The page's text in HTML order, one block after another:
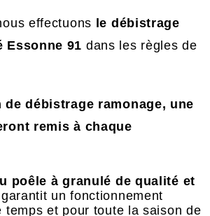
effectuons le d ébistrage
Essonne 91 dans les règles de
de débistrage ramonage, une
remis à chaque
poêle à granulé de qualité et
un fonctionnement
temps et pour toute la saison de